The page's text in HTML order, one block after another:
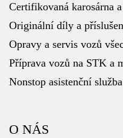
Certifikovaná karosárna
Originální díly a
Opravy a servis vozů
Příprava vozů na STK a
Nonstop asistenční služba
O NÁS